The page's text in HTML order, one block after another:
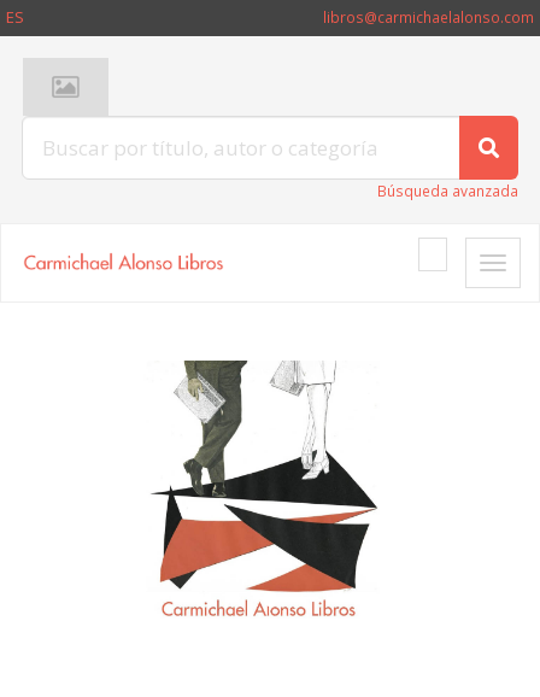
ES libros@carmichaelalonso.com
Búsqueda avanzada
Toggle